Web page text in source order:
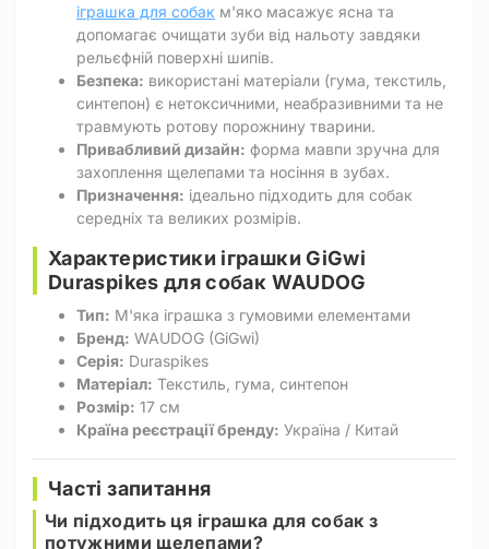
іграшка для собак м'яко масажує ясна та
допомагає очищати зуби від нальоту завдяки
рельєфній поверхні шипів.
Безпека: використані матеріали (гума, текстиль,
синтепон) є нетоксичними, неабразивними та не
травмують ротову порожнину тварини.
Привабливий дизайн: форма мавпи зручна для
захоплення щелепами та носіння в зубах.
Призначення: ідеально підходить для собак
середніх та великих розмірів.
Характеристики іграшки GiGwi
Duraspikes для собак WAUDOG
Тип: М'яка іграшка з гумовими елементами
Бренд: WAUDOG (GiGwi)
Серія: Duraspikes
Матеріал: Текстиль, гума, синтепон
Розмір: 17 см
Країна реєстрації бренду: Україна / Китай
Часті запитання
Чи підходить ця іграшка для собак з
потужними щелепами?